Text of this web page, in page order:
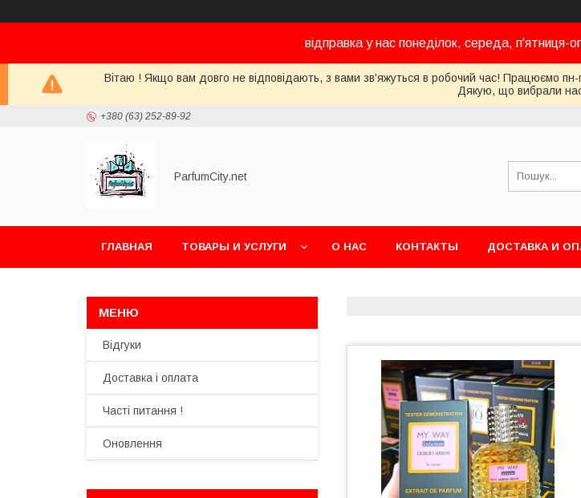
відправка у нас понеділок, середа, п'ятниця-
Вітаю ! Якщо вам довго не відповідають, з вами зв'яжуться в робочий час! Працюємо
Дякую, що вибрали
+380 (63) 252-89-92
ParfumCity.net
ГЛАВНАЯ ТОВАРЫ И УСЛУГИ О НАС КОНТАКТЫ ДОСТАВКА И
Відгуки
Доставка і оплата
Часті питання !
Оновлення